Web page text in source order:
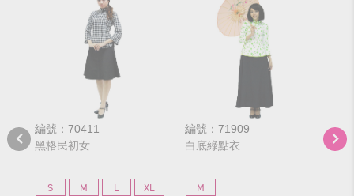
編號：70411
黑格民初女
S M L
XL
編號：71909
白底綠點衣
M
編
中